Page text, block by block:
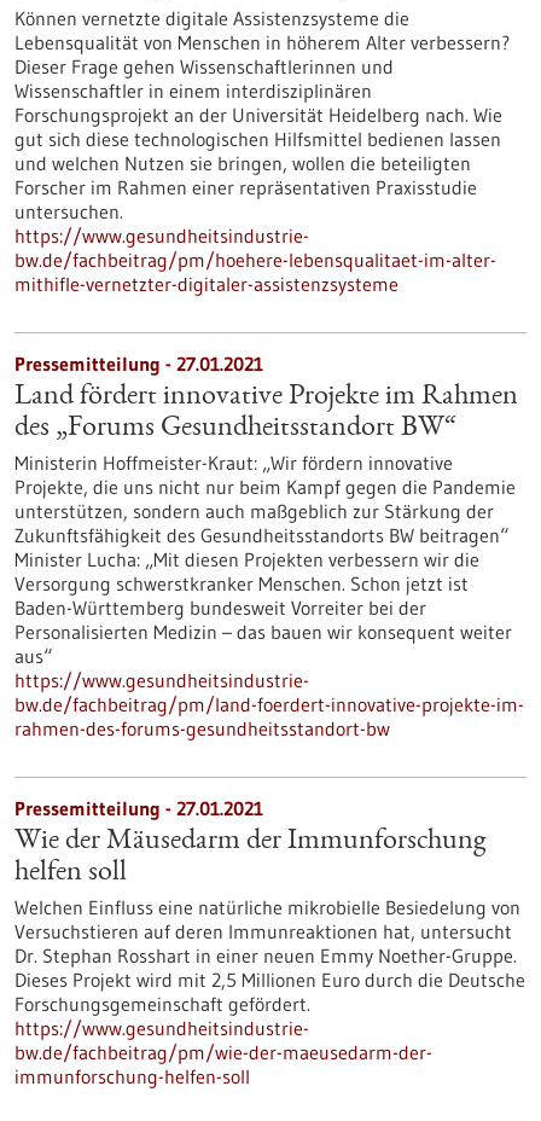
Können vernetzte digitale Assistenzsysteme die
Lebensqualität von Menschen in höherem Alter verbessern?
Dieser Frage gehen Wissenschaftlerinnen und
Wissenschaftler in einem interdisziplinären
Forschungsprojekt an der Universität Heidelberg nach. Wie
gut sich diese technologischen Hilfsmittel bedienen lassen
und welchen Nutzen sie bringen, wollen die beteiligten
Forscher im Rahmen einer repräsentativen Praxisstudie
untersuchen.
https://www.gesundheitsindustrie-
bw.de/fachbeitrag/pm/hoehere-lebensqualitaet-im-alter-
mithifle-vernetzter-digitaler-assistenzsysteme
Pressemitteilung - 27.01.2021
Land fördert innovative Projekte im Rahmen
des „Forums Gesundheitsstandort BW“
Ministerin Hoffmeister-Kraut: „Wir fördern innovative
Projekte, die uns nicht nur beim Kampf gegen die Pandemie
unterstützen, sondern auch maßgeblich zur Stärkung der
Zukunftsfähigkeit des Gesundheitsstandorts BW beitragen“
Minister Lucha: „Mit diesen Projekten verbessern wir die
Versorgung schwerstkranker Menschen. Schon jetzt ist
Baden-Württemberg bundesweit Vorreiter bei der
Personalisierten Medizin – das bauen wir konsequent weiter
aus“
https://www.gesundheitsindustrie-
bw.de/fachbeitrag/pm/land-foerdert-innovative-projekte-im-
rahmen-des-forums-gesundheitsstandort-bw
Pressemitteilung - 27.01.2021
Wie der Mäusedarm der Immunforschung
helfen soll
Welchen Einfluss eine natürliche mikrobielle Besiedelung von
Versuchstieren auf deren Immunreaktionen hat, untersucht
Dr. Stephan Rosshart in einer neuen Emmy Noether-Gruppe.
Dieses Projekt wird mit 2,5 Millionen Euro durch die Deutsche
Forschungsgemeinschaft gefördert.
https://www.gesundheitsindustrie-
bw.de/fachbeitrag/pm/wie-der-maeusedarm-der-
immunforschung-helfen-soll